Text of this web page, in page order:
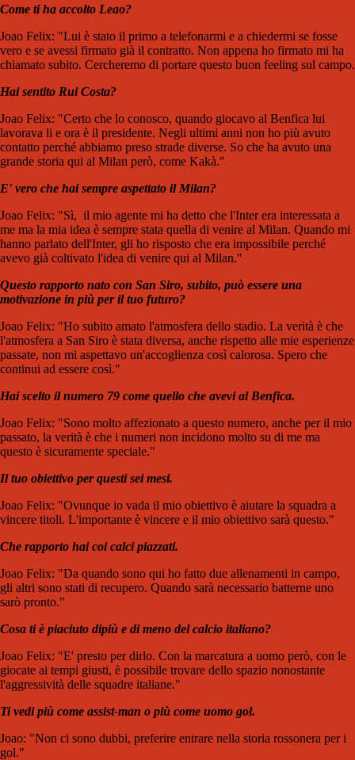
Come ti ha accolto Leao?
Joao Felix: "Lui è stato il primo a telefonarmi e a chiedermi se fosse
vero e se avessi firmato già il contratto. Non appena ho firmato mi ha
chiamato subito. Cercheremo di portare questo buon feeling sul campo.
Hai sentito Rui Costa?
Joao Felix: "Certo che lo conosco, quando giocavo al Benfica lui
lavorava li e ora è il presidente. Negli ultimi anni non ho più avuto
contatto perché abbiamo preso strade diverse. So che ha avuto una
grande storia qui al Milan però, come Kakà."
E' vero che hai sempre aspettato il Milan?
Joao Felix: "Sì, il mio agente mi ha detto che l'Inter era interessata a
me ma la mia idea è sempre stata quella di venire al Milan. Quando mi
hanno parlato dell'Inter, gli ho risposto che era impossibile perché
avevo già coltivato l'idea di venire qui al Milan."
Questo rapporto nato con San Siro, subito, può essere una
motivazione in più per il tuo futuro?
Joao Felix: "Ho subito amato l'atmosfera dello stadio. La verità è che
l'atmosfera a San Siro è stata diversa, anche rispetto alle mie esperienze
passate, non mi aspettavo un'accoglienza così calorosa. Spero che
continui ad essere così."
Hai scelto il numero 79 come quello che avevi al Benfica.
Joao Felix: "Sono molto affezionato a questo numero, anche per il mio
passato, la verità è che i numeri non incidono molto su di me ma
questo è sicuramente speciale."
Il tuo obiettivo per questi sei mesi.
Joao Felix: "Ovunque io vada il mio obiettivo è aiutare la squadra a
vincere titoli. L'importante è vincere e il mio obiettivo sarà questo."
Che rapporto hai coi calci piazzati.
Joao Felix: "Da quando sono qui ho fatto due allenamenti in campo,
gli altri sono stati di recupero. Quando sarà necessario batterne uno
sarò pronto."
Cosa ti è piaciuto dipiù e di meno del calcio italiano?
Joao Felix: "E' presto per dirlo. Con la marcatura a uomo però, con le
giocate ai tempi giusti, è possibile trovare dello spazio nonostante
l'aggressività delle squadre italiane."
Ti vedi più come assist-man o più come uomo gol.
Joao: "Non ci sono dubbi, preferire entrare nella storia rossonera per i
gol."